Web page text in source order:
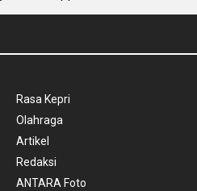
Rasa Kepri
Olahraga
Artikel
Redaksi
ANTARA Foto